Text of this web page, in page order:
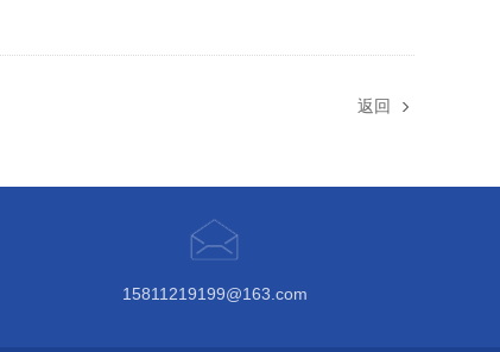
返回
15811219199@163.com